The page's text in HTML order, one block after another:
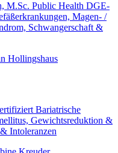
M.Sc. Public Health DGE-
Magen- /
Schwangerschaft &
Bariatrische
Gewichtsreduktion &
Intoleranzen